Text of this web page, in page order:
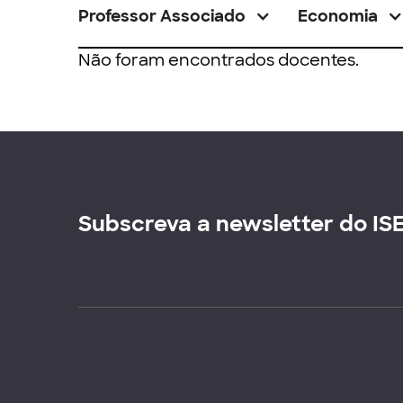
Professor Associado Economia
Não foram encontrados docentes.
Subscreva a newsletter do